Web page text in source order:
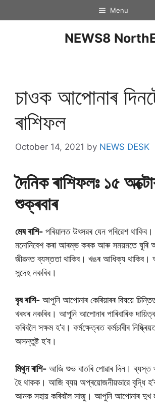
Menu
NEWS8
চাওক আপোনাৰ
ৰাশিফল
October 14, 2021 by NEWS DESK
দৈনিক ৰাশিফলঃ ১৫
শুক্ৰবাৰ
মেষ ৰাশি- পৰিয়ালত উৎসৱৰ যেন পৰিৱেশ
মনোনিবেশ কৰা আৰম্ভ কৰক আৰু সময়মতে
জীৱনত ব্যস্ততা থাকিব। খঙৰ আধিক্য থাকিব।
সন্দেহ নকৰিব।
বৃষ ৰাশি- আপুনি আপোনাৰ কেৰিয়াৰৰ বিষয়ে
খৰধৰ নকৰিব। আপুনি আপোনাৰ পাৰিবাৰিক
কৰিবলৈ সক্ষম হ’ব। কৰ্মক্ষেত্ৰত কৰ্মচাৰীৰ
অসন্তুষ্ট হ’ব।
মিথুন ৰাশি- আজি শুভ বাতৰি পোৱাৰ দিন। ব্যস্ত
হৈ থাকক। আজি ব্যয় অপ্ৰয়োজনীয়ভাৱে বৃদ্ধি
আনক সহায় কৰিবলৈ সাজু। আপুনি আপোনাৰ দুখ